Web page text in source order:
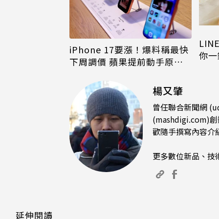
iPhone 17要漲！爆料稱最快
下周調價 蘋果提前動手原因
你
楊又肇
曾任聯合新聞網
(mashdigi.com)創
歡隨手撰寫內容介
更多數位新品、技
延伸閱讀